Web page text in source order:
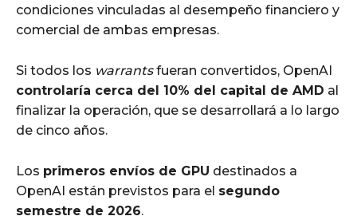
condiciones vinculadas al desempeño financiero y
comercial de ambas empresas.
Si todos los warrantsfueran convertidos, OpenAI
controlaría cerca del 10% del capital de AMD al
finalizar la operación, que se desarrollará a lo largo
de cinco años.
Los primeros envíos de GPU destinados a
OpenAI están previstos para el segundo
semestre de 2026.